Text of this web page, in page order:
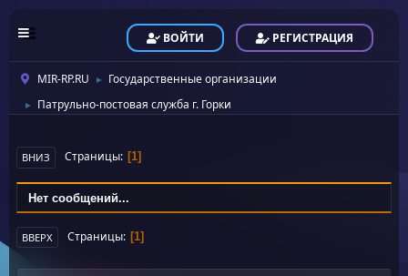
ВОЙТИ РЕГИСТРАЦИЯ
MIR-RP.RU ► Государственные организации
► Патрульно-постовая служба г. Горки
ВНИЗ Страницы 1
Нет сообщений...
ВВЕРХ Страницы 1